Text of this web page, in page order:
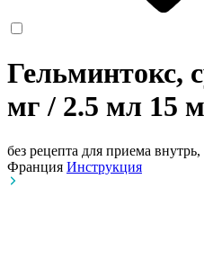
Гельминтокс,
мг / 2.5 мл 15
без рецепта для приема
Франция Инструкция